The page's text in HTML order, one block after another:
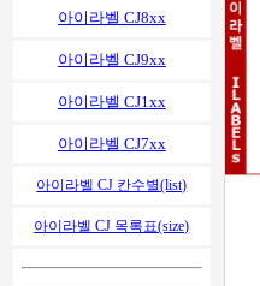
아이라벨 CJ8xx
아이라벨 CJ9xx
아이라벨 CJ1xx
아이라벨 CJ7xx
아이라벨 CJ 칸수별(list)
아이라벨 CJ 목록표(size)